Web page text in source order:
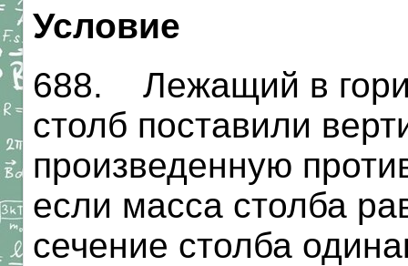
Условие
688. Лежащий в
столб поставили
произведенную
если масса столба
сечение столба